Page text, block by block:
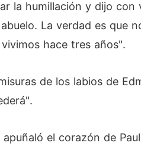
la humillación y dijo
La verdad es que
hace tres años".
de los labios de
apuñaló el corazón de